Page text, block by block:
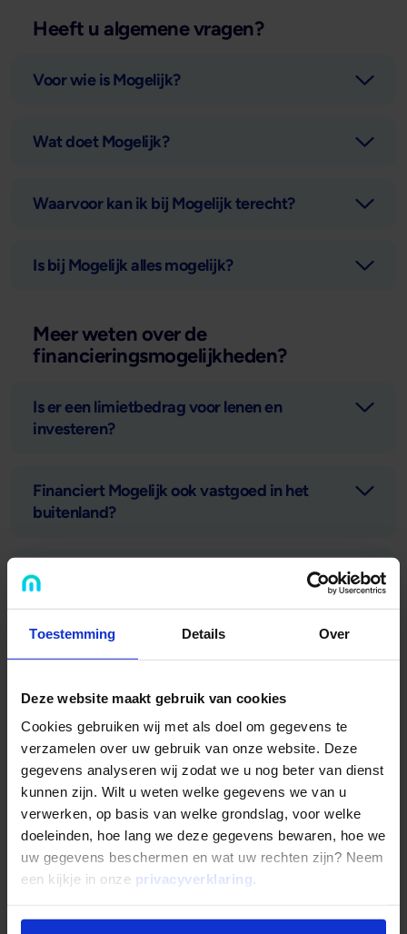
Toestemming Details Over
Deze website maakt gebruik van cookies
Cookies gebruiken wij met als doel om gegevens te
verzamelen over uw gebruik van onze website. Deze
gegevens analyseren wij zodat we u nog beter van dienst
kunnen zijn. Wilt u weten welke gegevens we van u
verwerken, op basis van welke grondslag, voor welke
doeleinden, hoe lang we deze gegevens bewaren, hoe we
uw gegevens beschermen en wat uw rechten zijn? Neem
een kijkje in onze privacyverklaring.
Heeft u algemene vragen?
Voor wie is Mogelijk?
Wat doet Mogelijk?
Waarvoor kan ik bij Mogelijk terecht?
Is bij Mogelijk alles mogelijk?
Meer weten over de
financieringsmogelijkheden?
Is er een limietbedrag voor lenen en
investeren?
Financiert Mogelijk ook vastgoed in het
buitenland?
Hoe werkt de leningadministratie van
Mogelijk?
Bemiddelt Mogelijk ook in particuliere
Welke vergunningen heeft Mogelijk?
Heeft Mogelijk een vergunning van de AFM?
Heeft u vragen over verzekeringen?
Wat is een opstalverzekering?